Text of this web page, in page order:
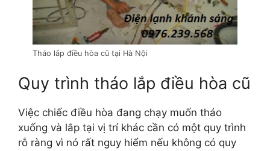
Tháo lắp điều hòa cũ tại Hà Nội
Quy trình tháo lắp điều hòa cũ
Việc chiếc điều hòa đang chạy muốn tháo
xuống và lắp tại vị trí khác cần có một quy trình
rỗ ràng vì nó rất nguy hiểm nếu không có quy